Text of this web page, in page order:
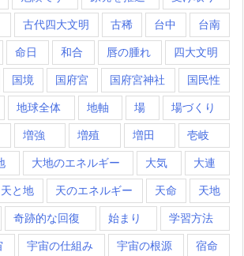
古代四大文明 古稀 台中 台南
命日 和合 唇の腫れ 四大文明
国境 国府宮 国府宮神社 国民性
地球全体 地軸 場 場づくり
増強 増殖 増田 壱岐
大地のエネルギー 大気 大連
天と地 天のエネルギー 天命 天地
奇跡的な回復 始まり 学習方法
宇宙の仕組み 宇宙の根源 宿命